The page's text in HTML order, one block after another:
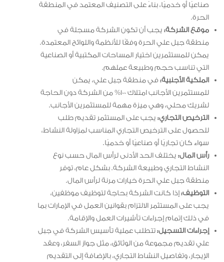
صناعيًا أو خدميًا، بناءً على التصنيف المعتمد في المنطقة
الحرة.
موقع الشركة: يجب أن تكون الشركة مسجلة في
منطقة جبل علي الحرة وفقًا للأنظمة واللوائح المعتمدة.
يمكن للمستثمرين اختيار المساحات المكتبية أو الصناعية
التي تناسب حجم وطبيعة عملهم.
الملكية الأجنبية:في منطقة جبل علي، يمكن
للمستثمرين الأجانب امتلاك 100% من الشركة دون الحاجة
لشريك محلي، وهي ميزة مهمة للمستثمرين الأجانب.
الترخيص التجاري: يجب على المستثمر تقديم طلب
للحصول على الترخيص التجاري المناسب لمزاولة النشاط،
سواء كان تجاريًا أو صناعيًا أو خدميًا.
رأس المال: يختلف الحد الأدنى لرأس المال حسب نوع
النشاط التجاري وطبيعة الشركة. بشكل عام، توفر
منطقة جبل علي الحرة خيارات مرنة لرأس المال.
التوظيف:إذا كانت الشركة بحاجة لتوظيف موظفين،
يجب على المستثمر الالتزام بقوانين العمل في الإمارات بما
في ذلك إتمام إجراءات تأشيرات العمل والإقامة.
إجراءات التسجيل:تتطلب عملية تأسيس الشركة في جبل
علي تقديم مجموعة من الوثائق، مثل جواز السفر، وعقد
الإيجار، وتفاصيل النشاط التجاري، بالإضافة إلى التقديم